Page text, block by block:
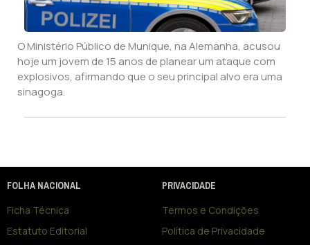
O Ministério Público de Munique, na Alemanha, acusou
hoje um jovem de 15 anos de planear um ataque com
explosivos, afirmando que o seu principal alvo era uma
sinagoga.
FOLHA NACIONAL
Ficha Técnica
Estatuto Editorial
PRIVACIDADE
Termos e Condições
Política de Privacidade